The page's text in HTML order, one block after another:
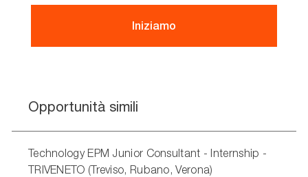
Iniziamo
Opportunità simili
Technology EPM Junior Consultant - Internship -
TRIVENETO (Treviso, Rubano, Verona)